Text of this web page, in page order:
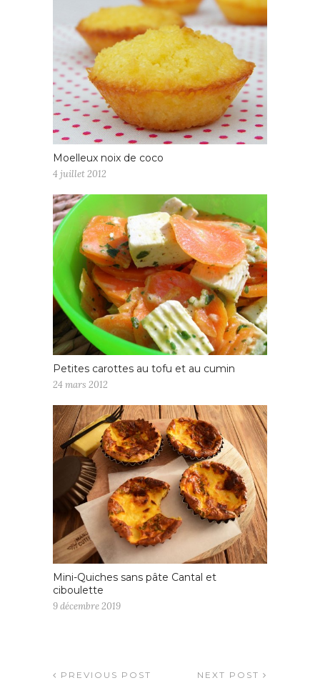
Moelleux noix de coco
4 juillet 2012
Petites carottes au tofu et au cumin
24 mars 2012
Mini-Quiches sans pâte Cantal et
ciboulette
9 décembre 2019
PREVIOUS POST NEXT POST